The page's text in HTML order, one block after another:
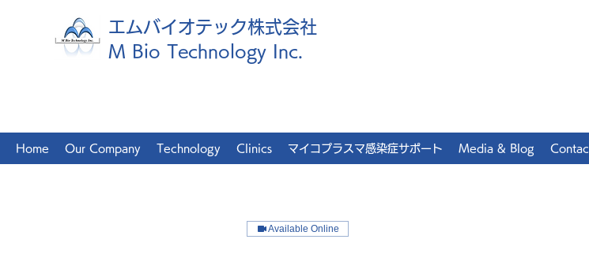
エムバイオテック株式会社
M Bio Technology Inc.
Home Our Company Technology Clinics マイコプラスマ感染症サポート Media & Blog
Available Online